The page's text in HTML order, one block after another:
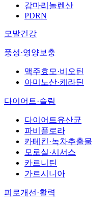
감마리놀렌산
PDRN
모발건강
풍성·영양보충
맥주효모·비오틴
아미노산·케라틴
다이어트·슬림
다이어트유산균
파비플로라
카테킨·녹차추출물
모로실·시서스
카르니틴
가르시니아
피로개선·활력